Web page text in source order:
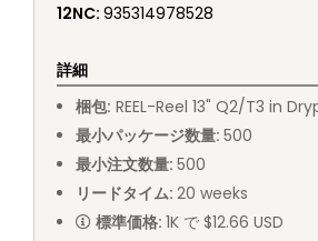
12NC: 935314978528
詳細
梱包: REEL-Reel 13" Q2/T3 in
最小パッケージ数量: 500
最小注文数量: 500
リードタイム: 20 weeks
標準価格: 1K で $12.66 USD